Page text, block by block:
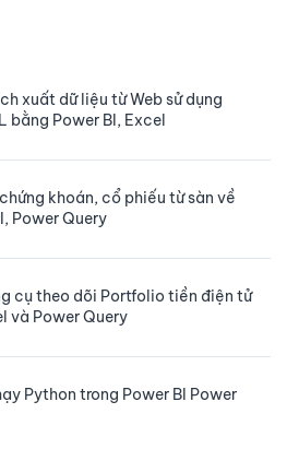
xuất dữ liệu từ Web sử dụng
bằng Power BI, Excel
khoán, cổ phiếu từ sàn về
Power Query
cụ theo dõi Portfolio tiền điện tử
và Power Query
Python trong Power BI Power